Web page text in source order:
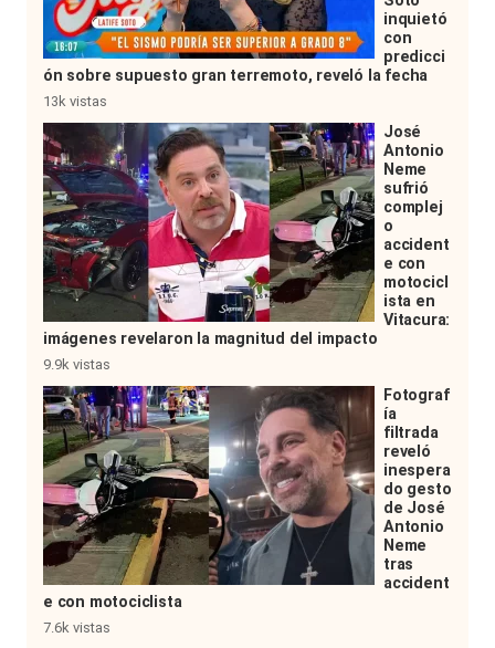
inquietó
con
predicci
ón sobre supuesto gran terremoto, reveló la fecha
13k vistas
José
Antonio
Neme
sufrió
complej
o
accident
e con
motocicl
ista en
Vitacura:
imágenes revelaron la magnitud del impacto
9.9k vistas
Fotograf
ía
filtrada
reveló
inespera
do gesto
de José
Antonio
Neme
tras
accident
e con motociclista
7.6k vistas